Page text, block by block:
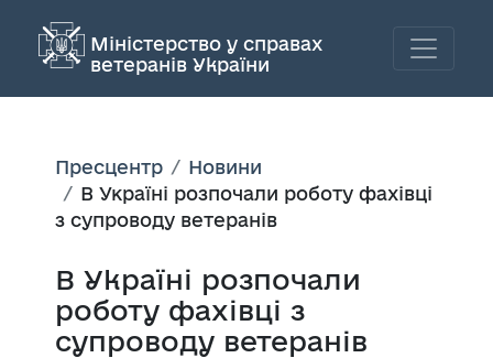
Міністерство у справах
ветеранів України
Пресцентр
Новини
В Україні розпочали роботу фахівці
з супроводу ветеранів
В Україні розпочали
роботу фахівці з
супроводу ветеранів